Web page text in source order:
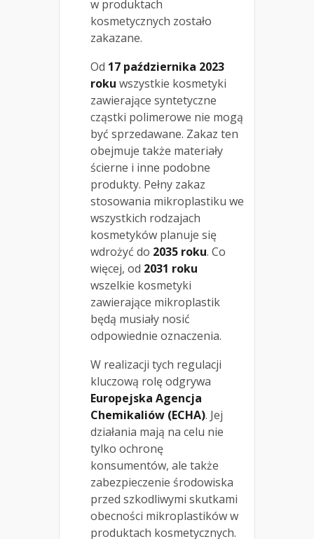
w produktach
kosmetycznych zostało
zakazane.
Od 17 października 2023
roku wszystkie kosmetyki
zawierające syntetyczne
cząstki polimerowe nie mogą
być sprzedawane. Zakaz ten
obejmuje także materiały
ścierne i inne podobne
produkty. Pełny zakaz
stosowania mikroplastiku we
wszystkich rodzajach
kosmetyków planuje się
wdrożyć do 2035 roku. Co
więcej, od 2031 roku
wszelkie kosmetyki
zawierające mikroplastik
będą musiały nosić
odpowiednie oznaczenia.
W realizacji tych regulacji
kluczową rolę odgrywa
Europejska Agencja
Chemikaliów (ECHA). Jej
działania mają na celu nie
tylko ochronę
konsumentów, ale także
zabezpieczenie środowiska
przed szkodliwymi skutkami
obecności mikroplastików w
produktach kosmetycznych.